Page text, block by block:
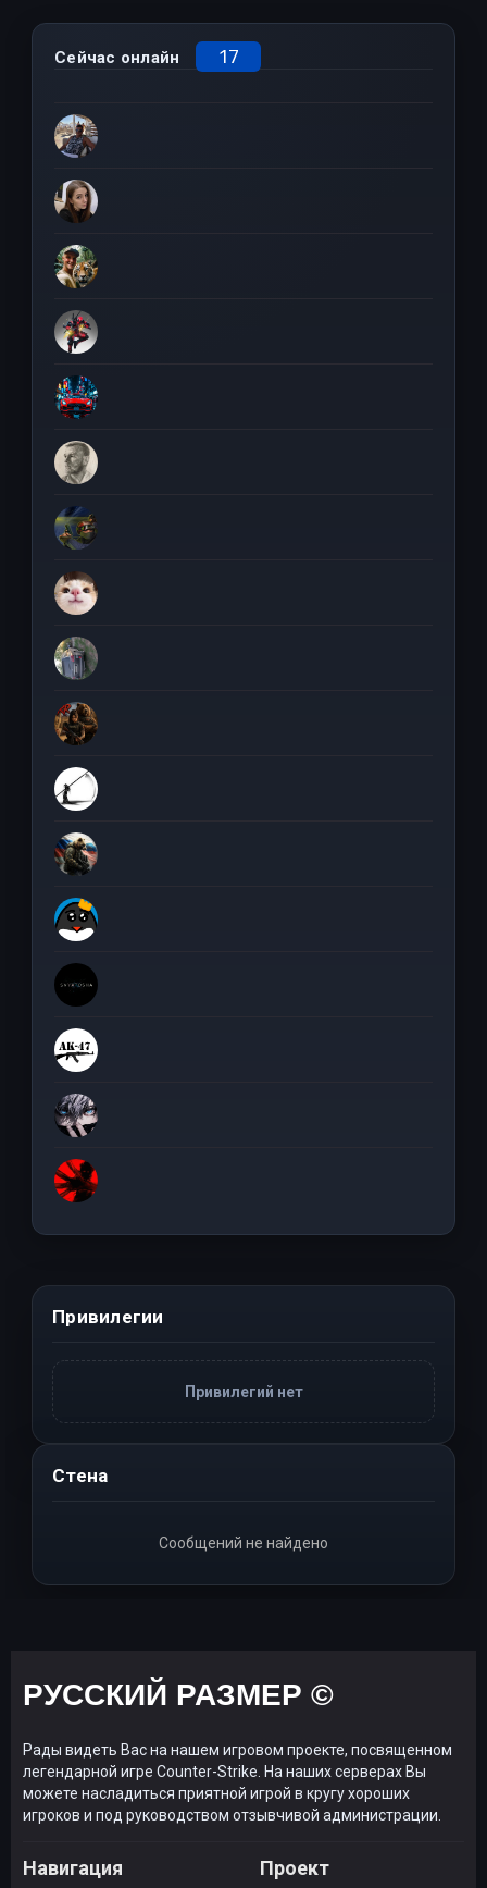
Сейчас онлайн 17
Привилегии
Привилегий нет
Стена
Сообщений не найдено
РУССКИЙ РАЗМЕР ©
Рады видеть Вас на нашем игровом проекте, посвященном
легендарной игре Counter-Strike. На наших серверах Вы
можете насладиться приятной игрой в кругу хороших
игроков и под руководством отзывчивой администрации.
Навигация Проект